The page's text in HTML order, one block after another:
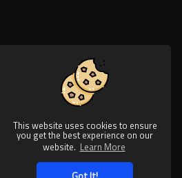
This website uses cookies to ensure
you get the best experience on our
website. Learn More